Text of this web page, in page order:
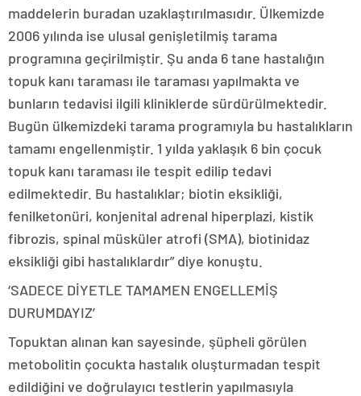
maddelerin buradan uzaklaştırılmasıdır. Ülkemizde
2006 yılında ise ulusal genişletilmiş tarama
programına geçirilmiştir. Şu anda 6 tane hastalığın
topuk kanı taraması ile taraması yapılmakta ve
bunların tedavisi ilgili kliniklerde sürdürülmektedir.
Bugün ülkemizdeki tarama programıyla bu hastalıkların
tamamı engellenmiştir. 1 yılda yaklaşık 6 bin çocuk
topuk kanı taraması ile tespit edilip tedavi
edilmektedir. Bu hastalıklar; biotin eksikliği,
fenilketonüri, konjenital adrenal hiperplazi, kistik
fibrozis, spinal müsküler atrofi (SMA), biotinidaz
eksikliği gibi hastalıklardır” diye konuştu.
‘SADECE DİYETLE TAMAMEN ENGELLEMİŞ
DURUMDAYIZ’
Topuktan alınan kan sayesinde, şüpheli görülen
metobolitin çocukta hastalık oluşturmadan tespit
edildiğini ve doğrulayıcı testlerin yapılmasıyla